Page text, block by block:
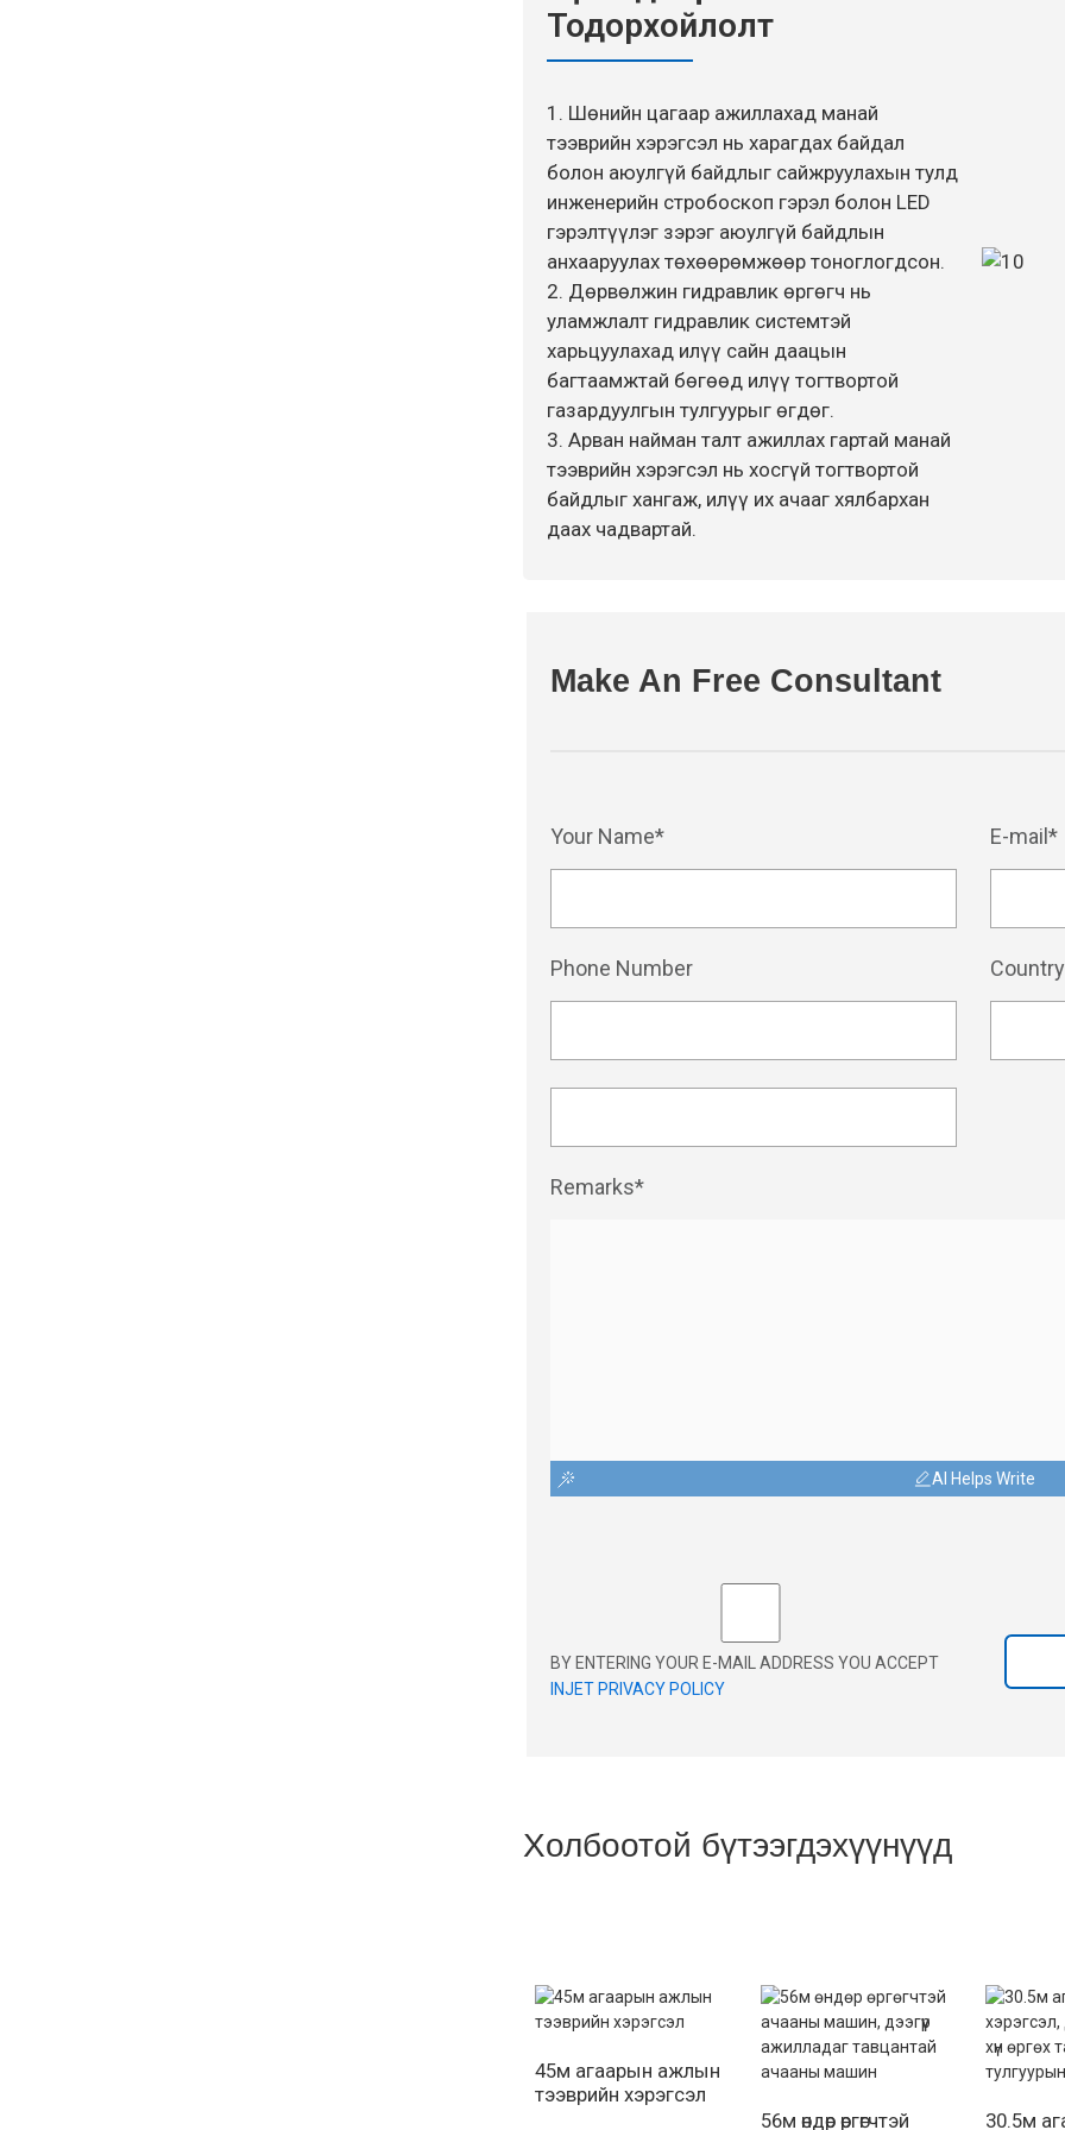
Тодорхойлолт
1. Шөнийн цагаар ажиллахад манай
тээврийн хэрэгсэл нь харагдах байдал
болон аюулгүй байдлыг сайжруулахын тулд
инженерийн стробоскоп гэрэл болон LED
гэрэлтүүлэг зэрэг аюулгүй байдлын
анхааруулах төхөөрөмжөөр тоноглогдсон.
2. Дөрвөлжин гидравлик өргөгч нь
уламжлалт гидравлик системтэй
харьцуулахад илүү сайн даацын
багтаамжтай бөгөөд илүү тогтвортой
газардуулгын тулгуурыг өгдөг.
3. Арван найман талт ажиллах гартай манай
тээврийн хэрэгсэл нь хосгүй тогтвортой
байдлыг хангаж, илүү их ачааг хялбархан
даах чадвартай.
Make An Free Consultant
Your Name* E-mail*
Phone Number Country
Remarks*
AI Helps Write
BY ENTERING YOUR E-MAIL ADDRESS YOU ACCEPT
INJET PRIVACY POLICY
Холбоотой бүтээгдэхүүнүүд
45м агаарын ажлын
тээврийн хэрэгсэл
56м өндөр өргөгчтэй
30.5м